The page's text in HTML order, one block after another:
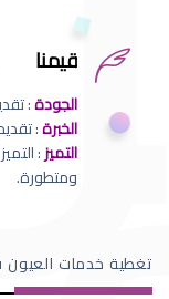
قيمنا
الجودة:
الخبرة:
التميز:
ومتطورة.
تغطية خدمات